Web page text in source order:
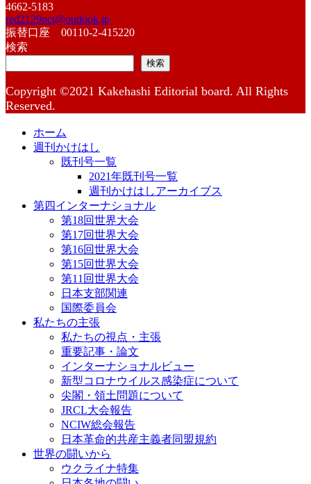
4662-5183
red2129oct@outlook.jp
振替口座 00110-2-415220
検索
検索
Copyright ©2021 Kakehashi Editorial board. All Rights
Reserved.
ホーム
週刊かけはし
既刊号一覧
2021年既刊号一覧
週刊かけはしアーカイブス
第四インターナショナル
第18回世界大会
第17回世界大会
第16回世界大会
第15回世界大会
第11回世界大会
日本支部関連
国際委員会
私たちの主張
私たちの視点・主張
重要記事・論文
インターナショナルビュー
新型コロナウイルス感染症について
尖閣・領土問題について
JRCL大会報告
NCIW総会報告
日本革命的共産主義者同盟規約
世界の闘いから
ウクライナ特集